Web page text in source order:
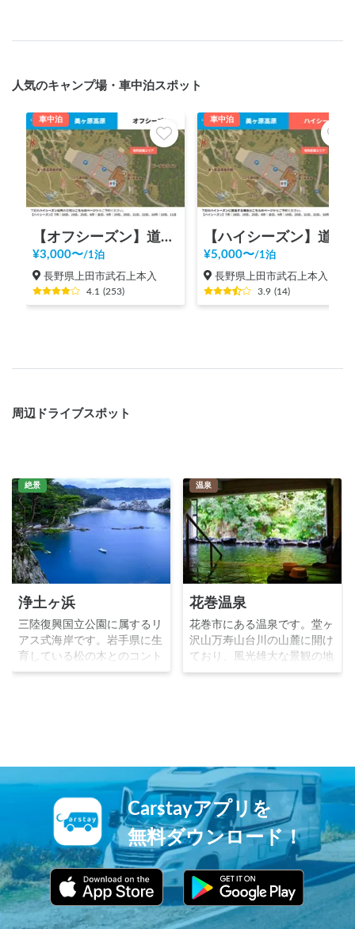
人気のキャンプ場・車中泊スポット
車中泊
【オフシーズン】道の駅 美ヶ原高原
¥3,000〜/1泊
長野県上田市武石上本入
4.1 (253)
車中泊
¥5,000〜/1泊
長野県上田市武石上本入
3.9 (14)
周辺ドライブスポット
絶景
浄土ヶ浜
三陸復興国立公園に属するリ
アス式海岸です。岩手県に生
育している松の木とのコント
ラストがまるで日本庭園のよ
温泉
花巻温泉
花巻市にある温泉です。堂ヶ
沢山万寿山台川の山麓に開け
ており、風光雄大な景観の地
にあります。桜並木や赤松林
ぉと http://on-photo.com/
Carstayアプリを
無料ダウンロード！